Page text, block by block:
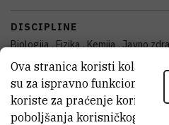
DISCIPLINE
Biologija , Fizika , Kemija , Javno
medicinske znanosti , Veterinarska
Prehrambena tehnologija
GODINA PROIZVODNJE
Ova stranica koristi
su za ispravno
koriste za praćenje
poboljšanja korisničkog